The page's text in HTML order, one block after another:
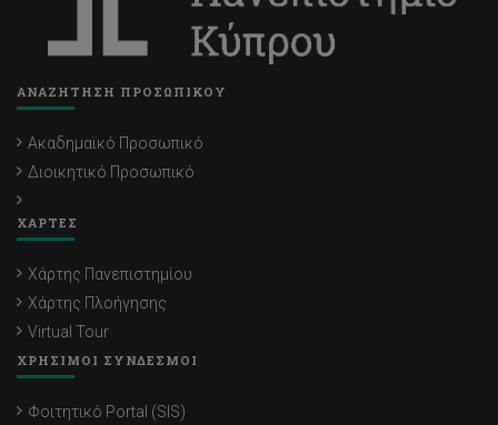
ΑΝΑΖΗΤΗΣΗ ΠΡΟΣΩΠΙΚΟΥ
Ακαδημαϊκό Προσωπικό
Διοικητικό Προσωπικό
ΧΑΡΤΕΣ
Χάρτης Πανεπιστημίου
Χάρτης Πλοήγησης
Virtual Tour
ΧΡΗΣΙΜΟΙ ΣΥΝΔΕΣΜΟΙ
Φοιτητικό Portal (SIS)